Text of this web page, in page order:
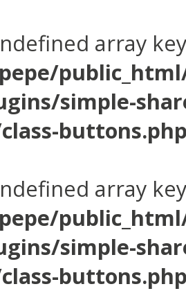
array
simple-
array
simple-